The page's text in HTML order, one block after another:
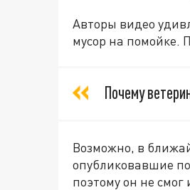
Авторы видео
мусор на помойке.
Почему
Возможно, в
опубликовавшие
поэтому он не